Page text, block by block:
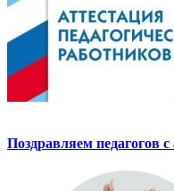
Поздравляем педагогов с